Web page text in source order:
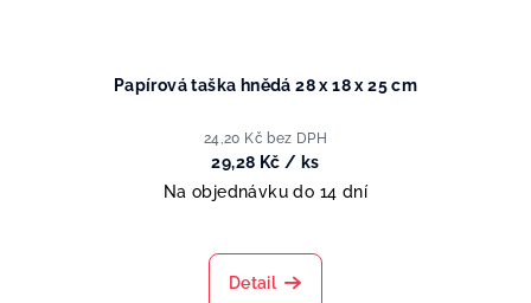
Papírová taška hnědá 28 x 18 x 25 cm
24,20 Kč bez DPH
29,28 Kč / ks
Na objednávku do 14 dní
Detail